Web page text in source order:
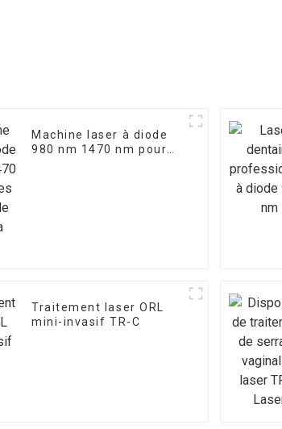
Machine laser à diode
980 nm 1470 nm pour
Traitement laser ORL
mini-invasif TR-C